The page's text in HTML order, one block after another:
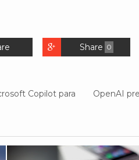
0
Share
Copilot para
OpenAI